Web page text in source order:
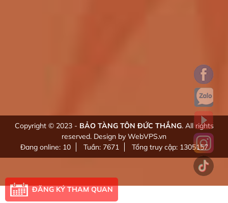
Copyright © 2023 - BẢO TÀNG TÔN ĐỨC THẮNG. All rights
reserved. Design by WebVPS.vn
Đang online: 10
Tuần: 7671 Tổng truy cập: 1305157
ĐĂNG KÝ THAM QUAN